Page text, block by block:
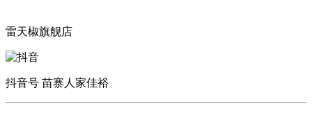
雷天椒旗舰店
抖音号 苗寨人家佳裕